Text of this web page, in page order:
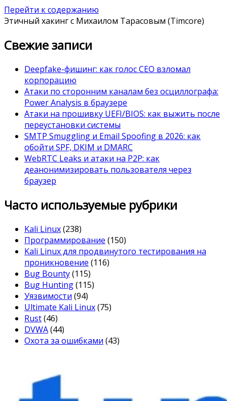
Перейти к содержанию
Этичный хакинг с Михаилом Тарасовым (Timcore)
Свежие записи
Deepfake-фишинг: как голос CEO взломал
корпорацию
Атаки по сторонним каналам без осциллографа:
Power Analysis в браузере
Атаки на прошивку UEFI/BIOS: как выжить после
переустановки системы
SMTP Smuggling и Email Spoofing в 2026: как
обойти SPF, DKIM и DMARC
WebRTC Leaks и атаки на P2P: как
деанонимизировать пользователя через
браузер
Часто используемые рубрики
Kali Linux(238)
Программирование (150)
Kali Linux для продвинутого тестирования на
проникновение (116)
Bug Bounty(115)
Bug Hunting(115)
Уязвимости (94)
Ultimate Kali Linux(75)
Rust(46)
DVWA(44)
Охота за ошибками (43)